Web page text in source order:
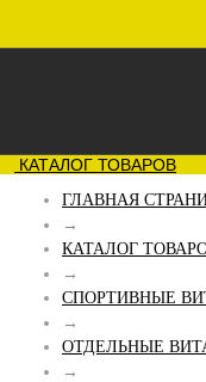
КАТАЛОГ ТОВАРОВ
ГЛАВНАЯ
→
КАТАЛОГ
→
СПОРТИВНЫЕ
→
ОТДЕЛЬНЫЕ
→